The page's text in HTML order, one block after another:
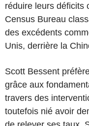
réduire leurs déficits
Census Bureau
des excédents
Unis, derrière la
Scott Bessent
grâce aux
travers des
toutefois nié avoir